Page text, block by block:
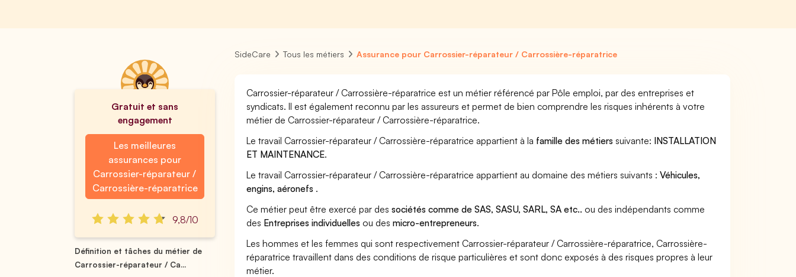
Gratuit et sans
engagement
Les meilleures
assurances pour
Carrossier-réparateur /
Carrossière-réparatrice
9,8/10
Définition et tâches du métier de
Carrossier-réparateur / Ca...
SideCare Tous les métiers Assurance pour Carrossier-réparateur / Carrossière-réparatrice
Carrossier-réparateur / Carrossière-réparatrice est un métier référencé par Pôle emploi, par des entreprises et
syndicats. Il est également reconnu par les assureurs et permet de bien comprendre les risques inhérents à votre
métier de Carrossier-réparateur / Carrossière-réparatrice.
Le travail Carrossier-réparateur / Carrossière-réparatrice appartient à la famille des métiers suivante: INSTALLATION
ET MAINTENANCE.
Le travail Carrossier-réparateur / Carrossière-réparatrice appartient au domaine des métiers suivants :Véhicules,
engins, aéronefs .
Ce métier peut être exercé par dessociétés comme de SAS, SASU, SARL, SA etc.. ou des indépendants comme
des Entreprises individuelles ou desmicro-entrepreneurs.
Les hommes et les femmes qui sont respectivement Carrossier-réparateur / Carrossière-réparatrice, Carrossière-
réparatrice travaillent dans des conditions de risque particulières et sont donc exposés à des risques propres à leur
métier.